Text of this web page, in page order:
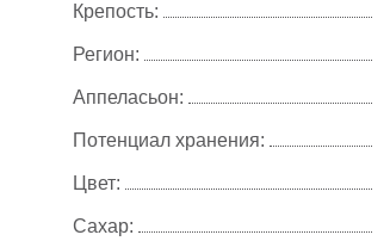
Крепость:
Регион:
Аппеласьон:
Потенциал хранения:
Цвет:
Сахар: